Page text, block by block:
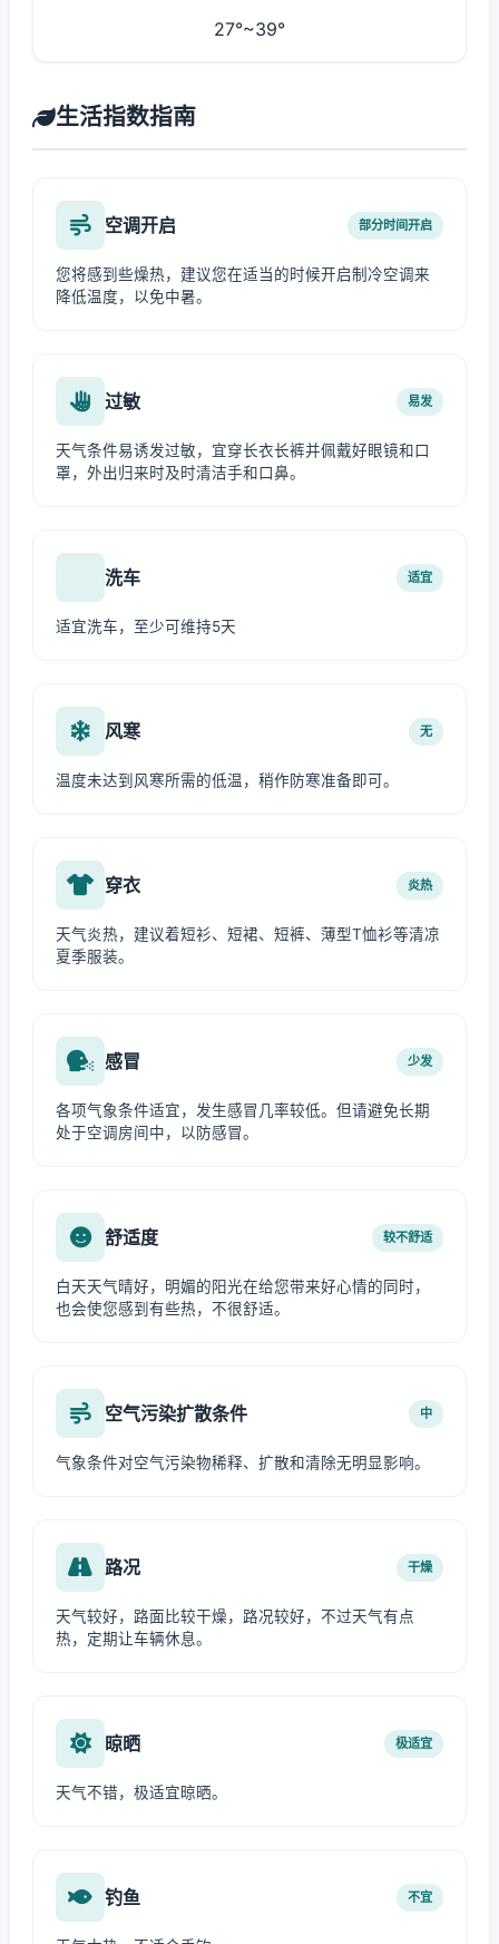
27°~39°
生活指数指南
空调开启 部分时间开启
您将感到些燥热，建议您在适当的时候开启制冷空调来
降低温度，以免中暑。
过敏 易发
天气条件易诱发过敏，宜穿长衣长裤并佩戴好眼镜和口
罩，外出归来时及时清洁手和口鼻。
洗车 适宜
适宜洗车，至少可维持5天
风寒 无
温度未达到风寒所需的低温，稍作防寒准备即可。
穿衣 炎热
天气炎热，建议着短衫、短裙、短裤、薄型T恤衫等清凉
夏季服装。
感冒 少发
各项气象条件适宜，发生感冒几率较低。但请避免长期
处于空调房间中，以防感冒。
舒适度 较不舒适
白天天气晴好，明媚的阳光在给您带来好心情的同时，
也会使您感到有些热，不很舒适。
空气污染扩散条件 中
气象条件对空气污染物稀释、扩散和清除无明显影响。
路况 干燥
天气较好，路面比较干燥，路况较好，不过天气有点
热，定期让车辆休息。
晾晒 极适宜
天气不错，极适宜晾晒。
钓鱼 不宜